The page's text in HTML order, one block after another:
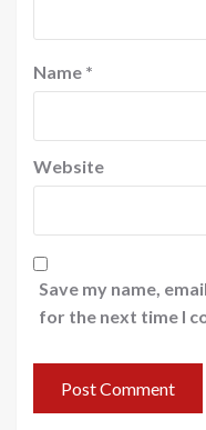
Name *
Website
Save my name,
for the next time I